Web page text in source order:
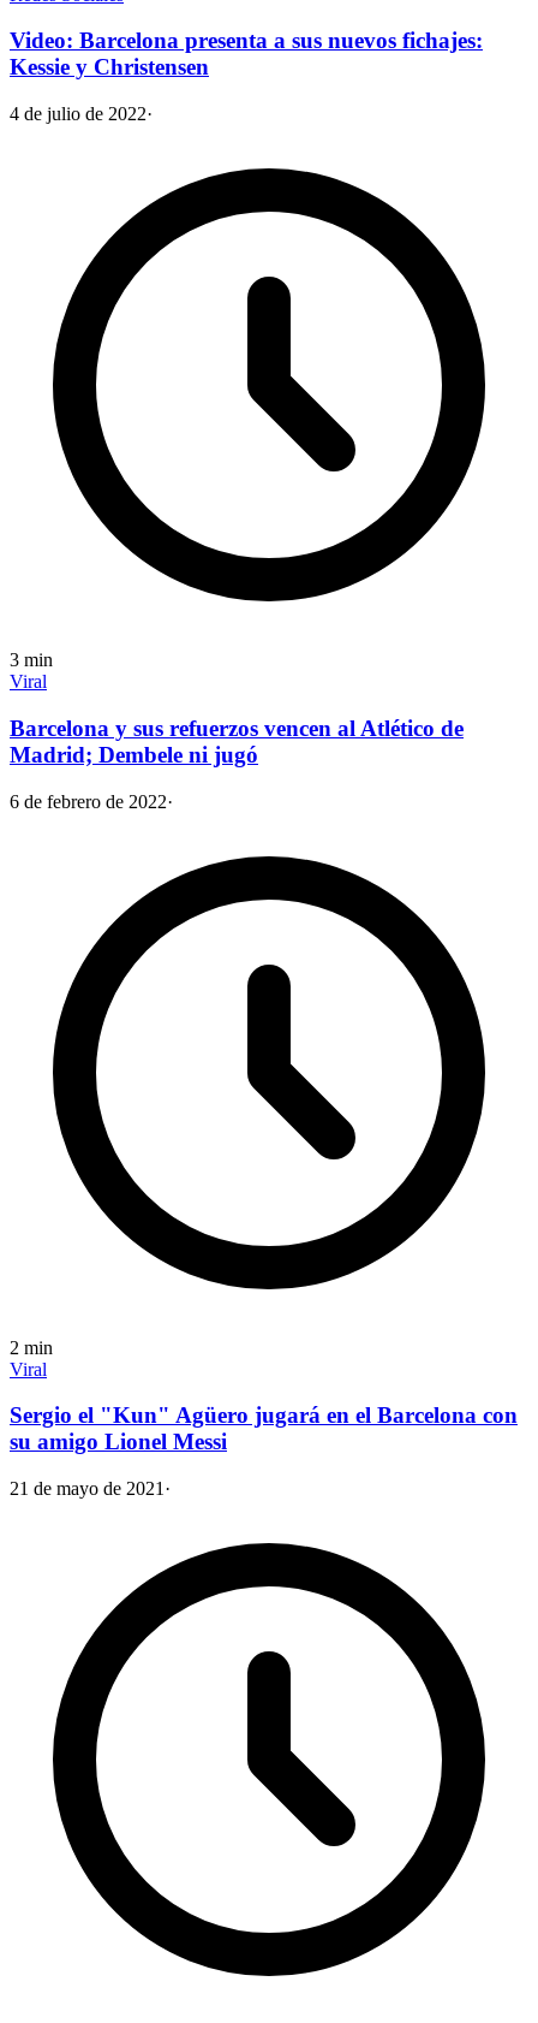
Video: Barcelona presenta a sus nuevos fichajes:
Kessie y Christensen
4 de julio de 2022·
3 min
Viral
Barcelona y sus refuerzos vencen al Atlético de
Madrid; Dembele ni jugó
6 de febrero de 2022·
2 min
Viral
Sergio el "Kun" Agüero jugará en el Barcelona con
su amigo Lionel Messi
21 de mayo de 2021 ·